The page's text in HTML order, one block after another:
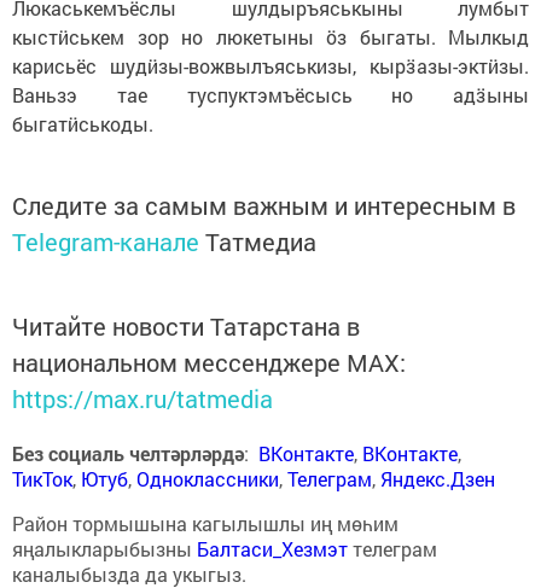
Люкаськемъёслы шулдыръяськыны лумбыт
кыстӥськем зор но люкетыны ӧз быгаты. Мылкыд
карисьёс шудӥзы-вожвылъяськизы, кырӟазы-эктӥзы.
Ваньзэ тае туспуктэмъёсысь но адӟыны
быгатӥськоды.
Следите за самым важным и интересным в
Telegram-канале Татмедиа
Читайте новости Татарстана в
национальном мессенджере MАХ:
https://max.ru/tatmedia
Без социаль челтәрләрдә: ВКонтакте, ВКонтакте,
ТикТок, Ютуб,Одноклассники,Телеграм, Яндекс.Дзен
Район тормышына кагылышлы иң мөһим
яңалыкларыбызны Балтаси_Хезмэттелеграм
каналыбызда да укыгыз.